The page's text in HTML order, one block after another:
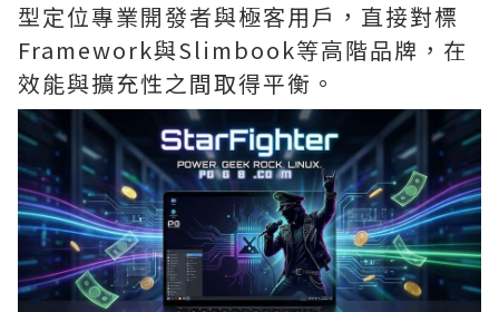
型定位專業開發者與極客用戶，直接對標
Framework與Slimbook等高階品牌，在
效能與擴充性之間取得平衡。